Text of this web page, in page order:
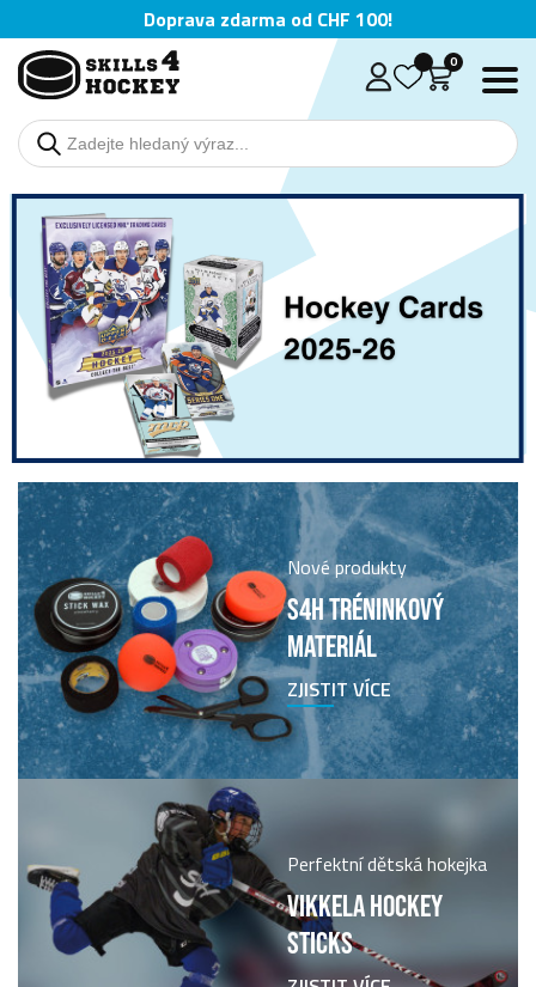
Doprava zdarma od CHF 100!
Deutsch
English
Čeština
0
Nové produkty
S4H TRÉNINKOVÝ
MATERIÁL
ZJISTIT VÍCE
Perfektní dětská hokejka
VIKKELA HOCKEY
STICKS